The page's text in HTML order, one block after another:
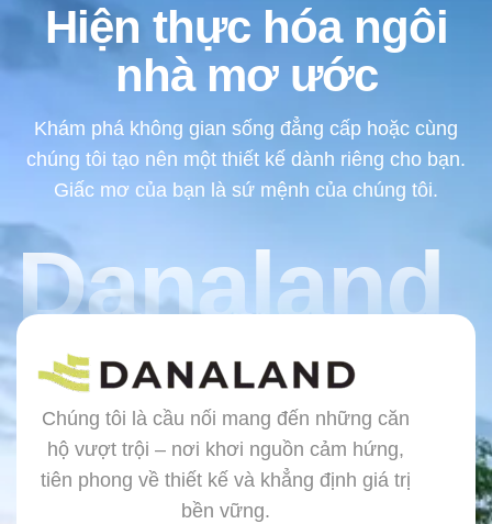
Hiện thực hóa ngôi
nhà mơ ước
Khám phá không gian sống đẳng cấp hoặc cùng
chúng tôi tạo nên một thiết kế dành riêng cho bạn.
Giấc mơ của bạn là sứ mệnh của chúng tôi.
Danaland
Chúng tôi là cầu nối mang đến những căn
hộ vượt trội – nơi khơi nguồn cảm hứng,
tiên phong về thiết kế và khẳng định giá trị
bền vững.